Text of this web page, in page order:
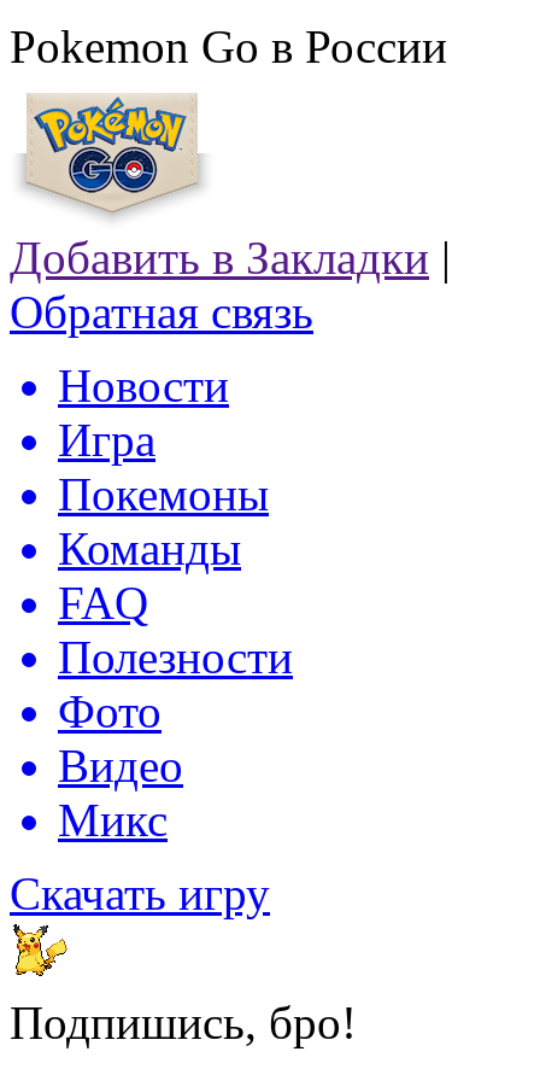
Pokemon Go в России
Добавить в Закладки |
Обратная связь
Новости
Игра
Покемоны
Команды
FAQ
Полезности
Фото
Видео
Микс
Скачать игру
Подпишись, бро!